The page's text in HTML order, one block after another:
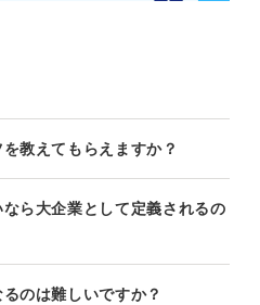
教えてもらえますか？
ら大企業として定義されるの
のは難しいですか？